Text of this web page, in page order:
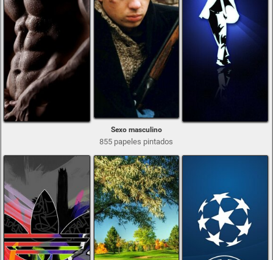
Sexo masculino
855 papeles pintados